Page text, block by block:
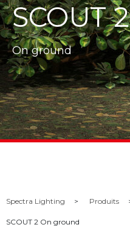
SCOUT 2
On ground
Spectra Lighting Produits
SCOUT 2 On ground